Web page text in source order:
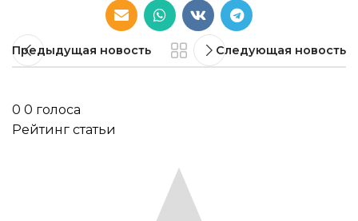
Предыдущая новость Следующая новость
0 0 голоса
Рейтинг статьи